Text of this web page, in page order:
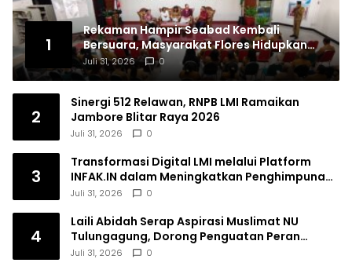
1
Rekaman Hampir Seabad Kembali
Bersuara, Masyarakat Flores Hidupkan
Lagi Ingatan Leluhur
Juli 31, 2026 0
2
Sinergi 512 Relawan, RNPB LMI Ramaikan
Jambore Blitar Raya 2026
Juli 31, 2026 0
3
Transformasi Digital LMI melalui Platform
INFAK.IN dalam Meningkatkan Penghimpunan
Dana Filantropi Islam
Juli 31, 2026 0
4
Laili Abidah Serap Aspirasi Muslimat NU
Tulungagung, Dorong Penguatan Peran
Perempuan
Juli 31, 2026 0